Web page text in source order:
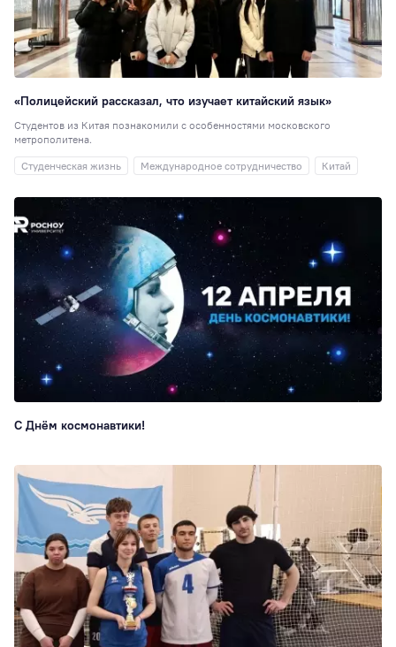
«Полицейский рассказал, что изучает китайский язык»
Студентов из Китая познакомили с особенностями московского
метрополитена.
Студенческая жизнь
Международное сотрудничество Китай
С Днём космонавтики!